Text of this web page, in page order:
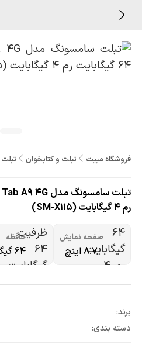
فروشگاه مبیت تبلت و کتابخوان تبلت
رم 4 گیگابایت (SM-X115)
صفحه نمایش
8.7 اینچ
حافظه
64 گیگابایت
برند:
دسته بندی: